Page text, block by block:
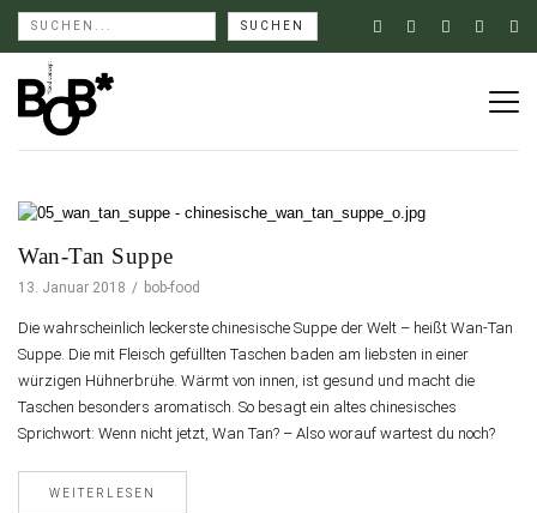
Wan-Tan Suppe
13. Januar 2018 bob-food
Die wahrscheinlich leckerste chinesische Suppe der Welt – heißt Wan-Tan
Suppe. Die mit Fleisch gefüllten Taschen baden am liebsten in einer
würzigen Hühnerbrühe. Wärmt von innen, ist gesund und macht die
Taschen besonders aromatisch. So besagt ein altes chinesisches
Sprichwort: Wenn nicht jetzt, Wan Tan? – Also worauf wartest du noch?
WEITERLESEN